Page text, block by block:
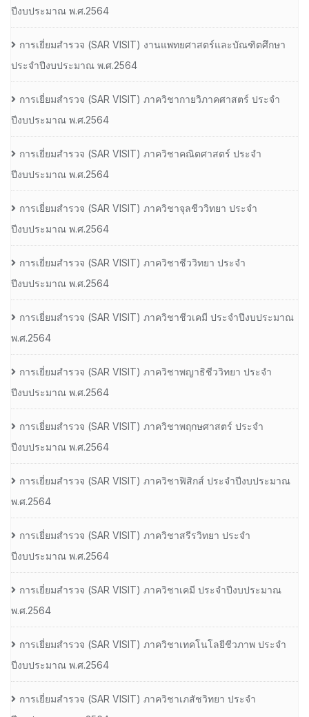
ปีงบประมาณ พ.ศ.2564
การเยี่ยมสํารวจ (SAR VISIT) งานแพทยศาสตร์และบัณฑิตศึกษา
ประจําปีงบประมาณ พ.ศ.2564
การเยี่ยมสํารวจ (SAR VISIT) ภาควิชากายวิภาคศาสตร์ ประจํา
ปีงบประมาณ พ.ศ.2564
การเยี่ยมสํารวจ (SAR VISIT) ภาควิชาคณิตศาสตร์ ประจํา
ปีงบประมาณ พ.ศ.2564
การเยี่ยมสํารวจ (SAR VISIT) ภาควิชาจุลชีววิทยา ประจํา
ปีงบประมาณ พ.ศ.2564
การเยี่ยมสํารวจ (SAR VISIT) ภาควิชาชีววิทยา ประจํา
ปีงบประมาณ พ.ศ.2564
การเยี่ยมสํารวจ (SAR VISIT) ภาควิชาชีวเคมี ประจําปีงบประมาณ
พ.ศ.2564
การเยี่ยมสํารวจ (SAR VISIT) ภาควิชาพญาธิชีววิทยา ประจํา
ปีงบประมาณ พ.ศ.2564
การเยี่ยมสํารวจ (SAR VISIT) ภาควิชาพฤกษศาสตร์ ประจํา
ปีงบประมาณ พ.ศ.2564
การเยี่ยมสํารวจ (SAR VISIT) ภาควิชาฟิสิกส์ ประจําปีงบประมาณ
พ.ศ.2564
การเยี่ยมสํารวจ (SAR VISIT) ภาควิชาสรีรวิทยา ประจํา
ปีงบประมาณ พ.ศ.2564
การเยี่ยมสํารวจ (SAR VISIT) ภาควิชาเคมี ประจําปีงบประมาณ
พ.ศ.2564
การเยี่ยมสํารวจ (SAR VISIT) ภาควิชาเทคโนโลยีชีวภาพ ประจํา
ปีงบประมาณ พ.ศ.2564
การเยี่ยมสํารวจ (SAR VISIT) ภาควิชาเภสัชวิทยา ประจํา